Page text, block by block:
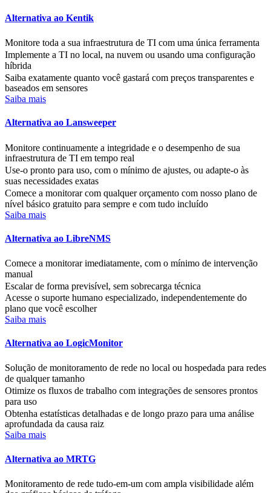
Alternativa ao Kentik
Monitore toda a sua infraestrutura de TI com uma única ferramenta
Implemente a TI no local, na nuvem ou usando uma configuração
híbrida
Saiba exatamente quanto você gastará com preços transparentes e
baseados em sensores
Saiba mais
Alternativa ao Lansweeper
Monitore continuamente a integridade e o desempenho de sua
infraestrutura de TI em tempo real
Use-o pronto para uso, com o mínimo de ajustes, ou adapte-o às
suas necessidades exatas
Comece a monitorar com qualquer orçamento com nosso plano de
nível básico gratuito para sempre e com tudo incluído
Saiba mais
Alternativa ao LibreNMS
Comece a monitorar imediatamente, com o mínimo de intervenção
manual
Escalar de forma previsível, sem sobrecarga técnica
Acesse o suporte humano especializado, independentemente do
plano que você escolher
Saiba mais
Alternativa ao LogicMonitor
Solução de monitoramento de rede no local ou hospedada para redes
de qualquer tamanho
Otimize os fluxos de trabalho com integrações de sensores prontos
para uso
Obtenha estatísticas detalhadas e de longo prazo para uma análise
aprofundada da causa raiz
Saiba mais
Alternativa ao MRTG
Monitoramento de rede tudo-em-um com ampla visibilidade além